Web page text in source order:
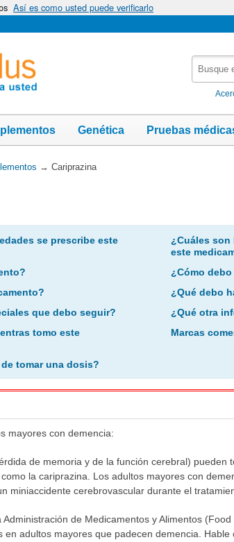
Así es como usted puede verificarlo
Genética Pruebas
→ Cariprazina
se prescribe este
que debo seguir?
tomo este
tomar una dosis?
¿Cuáles
este
¿Cómo
¿Qué debo
¿Qué otra
Marcas
mayores con demencia:
de memoria y de la función cerebral)
la cariprazina. Los adultos mayores con
miniaccidente cerebrovascular durante el
de Medicamentos y Alimentos
adultos mayores que padecen demencia.